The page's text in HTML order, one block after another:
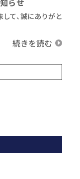
らせ
て、誠にありがと